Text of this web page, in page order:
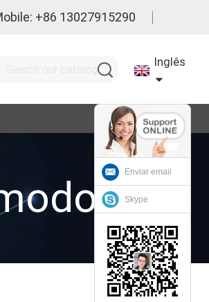
+86 13027915290
Inglês
Enviar email
Skype